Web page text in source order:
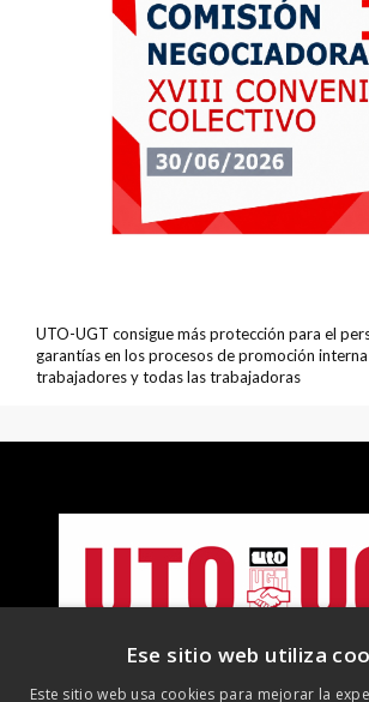
UTO-UGT consigue más protección para el
garantías en los procesos de promoción
trabajadores y todas las trabajadoras
Ese sitio web utiliza
Este sitio web usa cookies para mejorar la